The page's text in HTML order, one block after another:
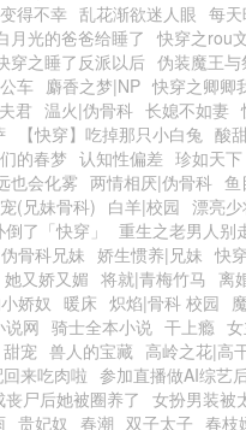
得不幸 乱花渐欲迷人眼 每
月光的爸爸给睡了 快穿之rou
穿之睡了反派以后 伪装魔王
车 麝香之梦|NP 快穿之卿卿
君 温火|伪骨科 长媳不如妻
【快穿】吃掉那只小白兔 酸
的春梦 认知性偏差 珍如天下
也会化雾 两情相厌|伪骨科
(兄妹骨科) 白羊|校园 漂亮
了「快穿」 重生之老男人别
骨科兄妹 娇生惯养|兄妹 快
她又娇又媚 将就|青梅竹马 离
娇奴 暖床 炽焰|骨科 校园
说网 骑士全本小说 干上瘾
宠 兽人的宝藏 高岭之花|高
来吃肉啦 参加直播做AI综艺
丧尸后她被圈养了 女扮男装被
贵妃奴 春潮 双子太子 春枝